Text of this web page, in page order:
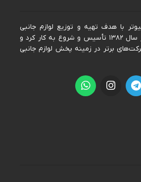
با هدف تهيه و توزيع لوازم جانبی
كامپيوتر و موبايل در سال ١٣٨٢ تأسيس و شروع به كار كرد و
برتر در زمينه پخش لوازم جانبی